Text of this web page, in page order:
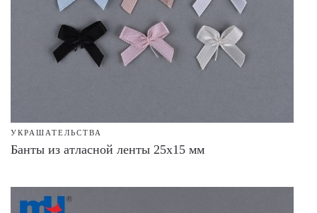
УКРАШАТЕЛЬСТВА
Банты из атласной ленты 25x15 мм